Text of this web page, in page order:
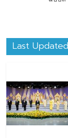
Last Updated